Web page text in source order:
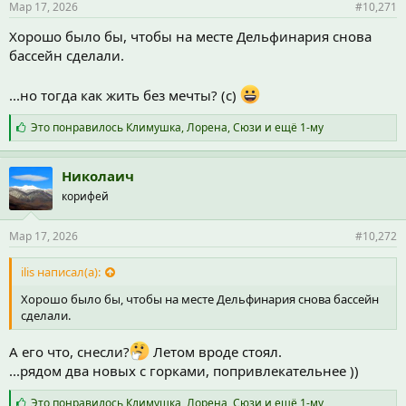
:
Мар 17, 2026 #10,271
Хорошо было бы, чтобы на месте Дельфинария снова
бассейн сделали.
...но тогда как жить без мечты? (с)
С
и
м
п
а
т
и
:
Это понравилось Климушка,Лорена,Сюзи и ещё 1-му
Николаич
корифей
Мар 17, 2026 #10,272
ilis написал(а):
Хорошо было бы, чтобы на месте Дельфинария снова бассейн
сделали.
А его что, снесли?
Летом вроде стоял.
...рядом два новых с горками, попривлекательнее ))
С
Это понравилось Климушка Лорена Сюзи и ещё 1-му